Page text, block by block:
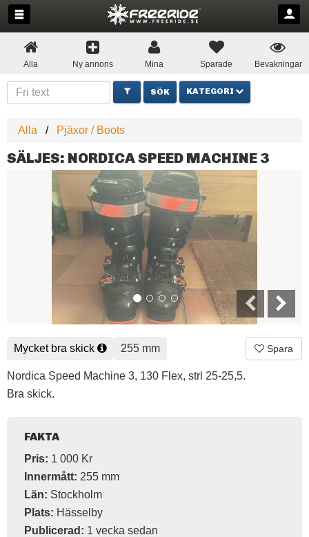
Alla Ny annons Mina Sparade Bevakningar
KATEGORI
Alla Pjäxor / Boots
SÄLJES: NORDICA SPEED MACHINE 3
Spara
Mycket bra skick 255 mm
Nordica Speed Machine 3, 130 Flex, strl 25-25,5.
Bra skick.
FAKTA
Pris: 1 000 Kr
Innermått: 255 mm
Län: Stockholm
Plats: Hässelby
Publicerad: 1 vecka sedan